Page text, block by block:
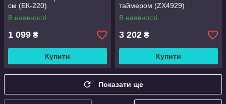
см (ЕК-220)
В наявності
1 099 ₴
Купити
таймером (ZX4929)
В наявності
3 202 ₴
Купити
Показати ще